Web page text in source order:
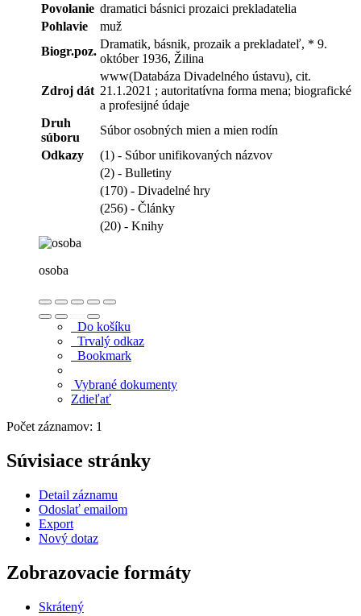
Povolanie dramatici básnici prozaici prekladatelia
Pohlavie
muž
Biogr.poz.
Dramatik, básnik, prozaik a prekladateľ, * 9.
október 1936, Žilina
Zdroj dát
www(Databáza Divadelného ústavu), cit.
21.1.2021 ; autoritatívna forma mena; biografické
a profesijné údaje
Druh
súboru
Súbor osobných mien a mien rodín
Odkazy
(1) - Súbor unifikovaných názvov
(2) - Bulletiny
(170) - Divadelné hry
(256) - Články
(20) - Knihy
osoba
Do košíku
Trvalý odkaz
Bookmark
Vybrané dokumenty
Zdieľať
Počet záznamov: 1
Súvisiace stránky
Detail záznamu
Odoslať emailom
Export
Nový dotaz
Zobrazovacie formáty
Skrátený